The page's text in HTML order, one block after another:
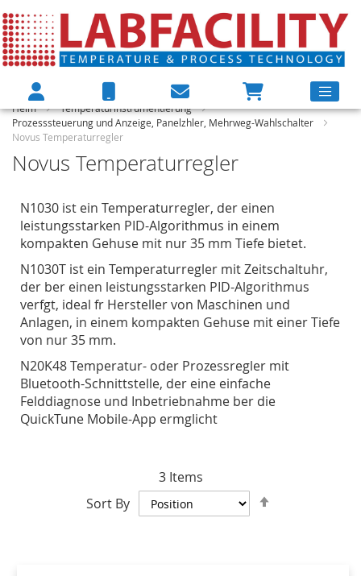
Heim
Temperaturinstrumentierung
Prozesssteuerung und Anzeige, Panelzhler, Mehrweg-Wahlschalter
Novus Temperaturregler
Novus Temperaturregler
N1030 ist ein Temperaturregler, der einen
leistungsstarken PID-Algorithmus in einem
kompakten Gehuse mit nur 35 mm Tiefe bietet.
N1030T ist ein Temperaturregler mit Zeitschaltuhr,
der ber einen leistungsstarken PID-Algorithmus
verfgt, ideal fr Hersteller von Maschinen und
Anlagen, in einem kompakten Gehuse mit einer Tiefe
von nur 35 mm.
N20K48 Temperatur- oder Prozessregler mit
Bluetooth-Schnittstelle, der eine einfache
Felddiagnose und Inbetriebnahme ber die
QuickTune Mobile-App ermglicht
3Items
Sort By